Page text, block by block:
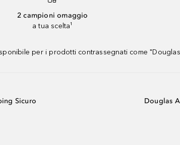
2 campioni omaggio
a tua scelta¹
per i prodotti contrassegnati come "Douglas
Sicuro Douglas